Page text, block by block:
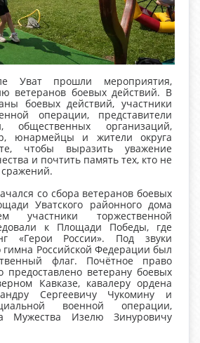
прошли мероприятия,
ветеранов боевых действий. В
боевых действий, участники
операции, представители
общественных организаций,
юнармейцы и жители округа
чтобы выразить уважение
и почтить память тех, кто не
сражений.
со сбора ветеранов боевых
Уватского районного дома
участники торжественной
к Площади Победы, где
«Герои России». Под звуки
гимна Российской Федерации был
флаг. Почётное право
предоставлено ветерану боевых
Кавказе, кавалеру ордена
Сергеевичу Чукомину и
военной операции,
Мужества Изелю Зинуровичу